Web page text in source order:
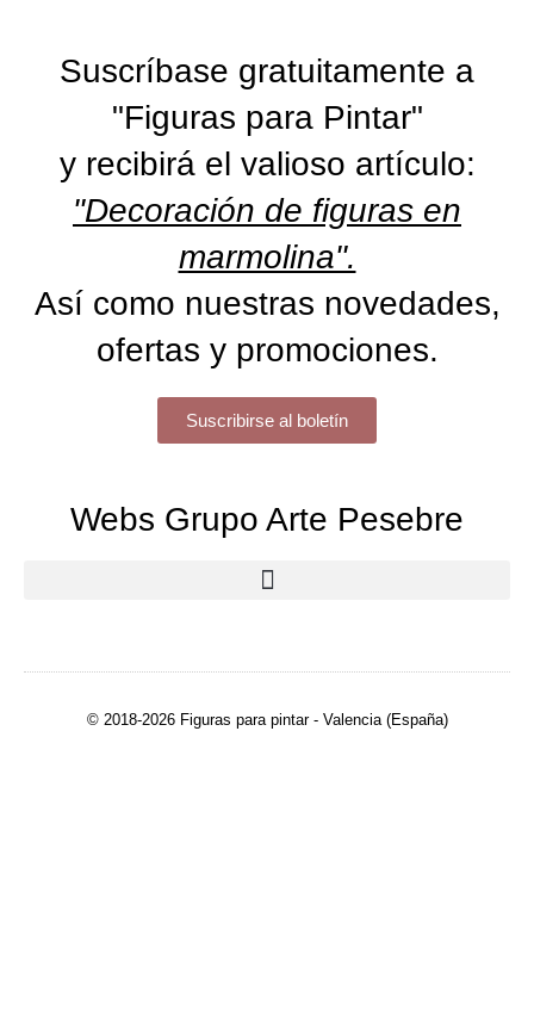
Suscríbase gratuitamente a
"Figuras para Pintar"
y recibirá el valioso artículo:
"Decoración de figuras en
marmolina".
Así como nuestras novedades,
ofertas y promociones.
Suscribirse al boletín
Webs Grupo Arte Pesebre
© 2018-2026 Figuras para pintar - Valencia (España)